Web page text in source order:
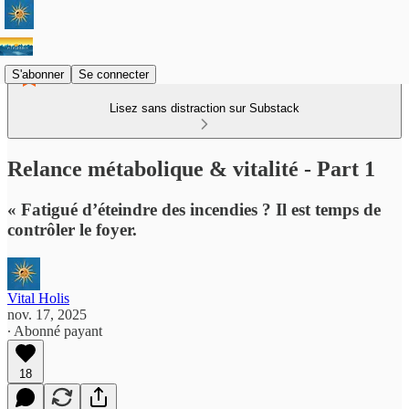
S'abonner Se connecter
Lisez sans distraction sur Substack
Relance métabolique & vitalité - Part 1
« Fatigué d’éteindre des incendies ? Il est temps de
contrôler le foyer.
Vital Holis
nov. 17, 2025
∙ Abonné payant
18